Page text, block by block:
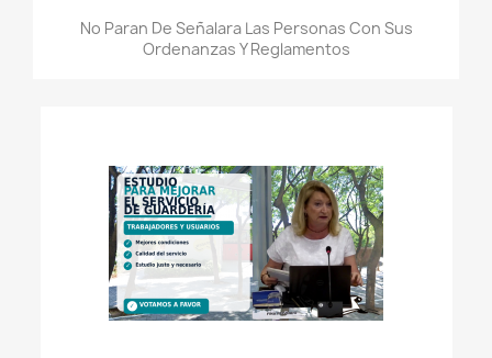
No Paran De Señalara Las Personas Con Sus
Ordenanzas Y Reglamentos